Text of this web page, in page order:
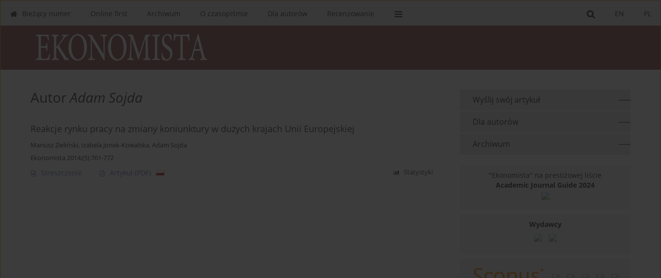
PL
EN
Bieżący numer Online first Archiwum O czasopiśmie Dla autorów Recenzowanie
AutorAdam Sojda
Reakcje rynku pracy na zmiany koniunktury w dużych krajach Unii Europejskiej
Mariusz Zieliński, Izabela Jonek-Kowalska, Adam Sojda
Ekonomista 2014;(5):761-772
Streszczenie Artykuł (PDF) Statystyki
Wyślij swój artykuł
Dla autorów
Archiwum
"Ekonomista" na prestiżowej liście
Academic Journal Guide 2024
Wydawcy